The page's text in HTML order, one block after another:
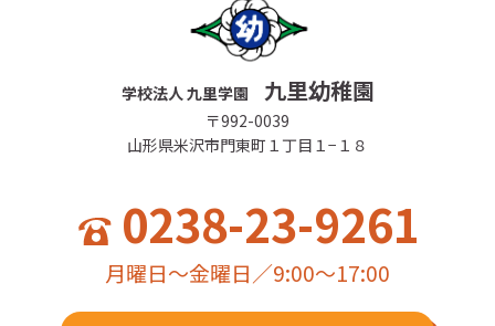
学校法人 九里学園 九里幼稚園
〒992-0039
山形県米沢市門東町１丁目１−１８
0238-23-9261
月曜日～金曜日／9:00～17:00